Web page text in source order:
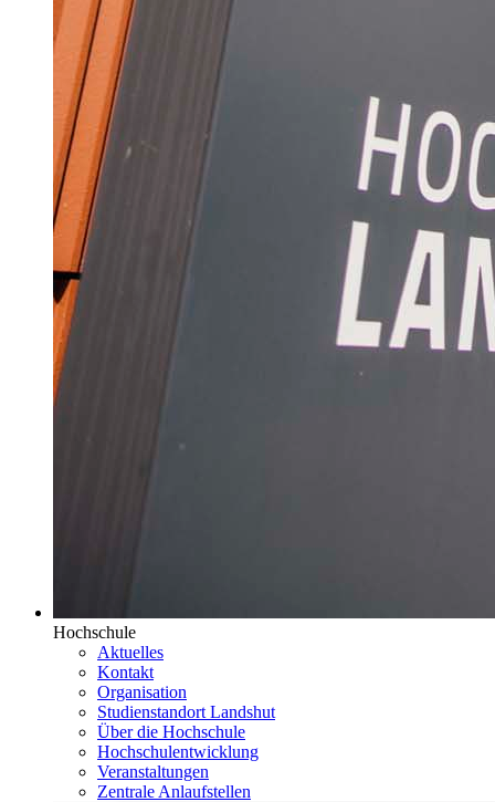
Hochschule
Aktuelles
Kontakt
Organisation
Studienstandort Landshut
Über die Hochschule
Hochschulentwicklung
Veranstaltungen
Zentrale Anlaufstellen